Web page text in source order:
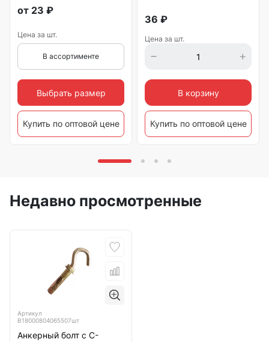
от 23 ₽
Цена за шт.
В ассортименте
Выбрать размер
Купить по оптовой цене
36 ₽
Цена за шт.
В корзину
Купить по оптовой цене
Недавно просмотренные
Артикул
В18000804065507шт
Анкерный болт с С-